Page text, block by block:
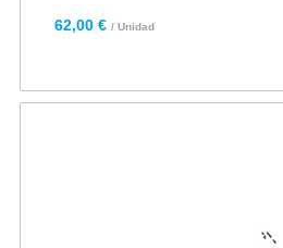
62,00 € / Unidad